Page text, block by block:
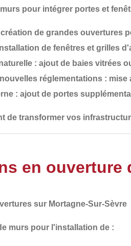
pour intégrer portes et
de grandes ouvertures
de fenêtres et grilles
: ajout de baies vitrées
réglementations : mise
: ajout de portes
de transformer vos
en ouverture
sur Mortagne-Sur-Sèvre
murs pour l'installation de :